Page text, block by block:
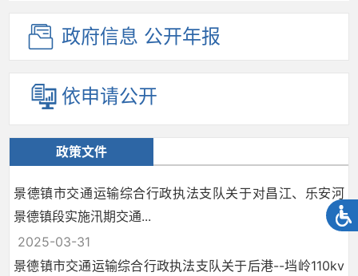
政府信息 公开年报
依申请公开
政策文件
景德镇市交通运输综合行政执法支队关于对昌江、乐安河
景德镇段实施汛期交通...
2025-03-31
景德镇市交通运输综合行政执法支队关于后港--垱岭110kv